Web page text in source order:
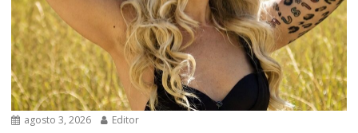
agosto 3, 2026 Editor